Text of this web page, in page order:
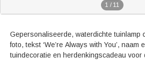
1 / 11
Gepersonaliseerde, waterdichte tuinlamp
foto, tekst ‘We’re Always with You’, naam
tuindecoratie en herdenkingscadeau voor